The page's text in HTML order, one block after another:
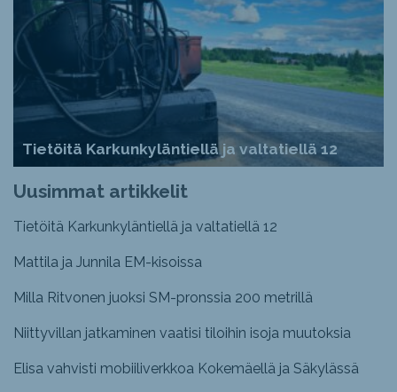
Tietöitä Karkunkyläntiellä ja valtatiellä 12
Uusimmat artikkelit
Tietöitä Karkunkyläntiellä ja valtatiellä 12
Mattila ja Junnila EM-kisoissa
Milla Ritvonen juoksi SM-pronssia 200 metrillä
Niittyvillan jatkaminen vaatisi tiloihin isoja muutoksia
Elisa vahvisti mobiiliverkkoa Kokemäellä ja Säkylässä